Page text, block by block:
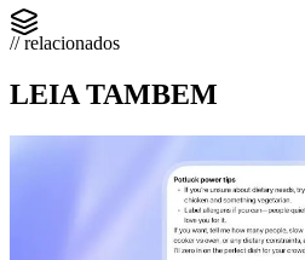
// relacionados
LEIA TAMBEM